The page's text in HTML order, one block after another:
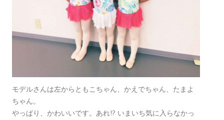
モデルさんは左からともこちゃん、かえでちゃん、たまよ
ちゃん。
やっぱり、かわいいです。あれ!? いまいち気に入らなかっ